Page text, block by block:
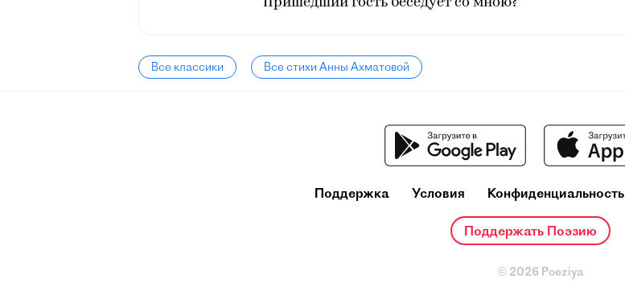
Все классики Все стихи Анны Ахматовой
Поддержка Условия Конфиденциальность
Поддержать Поэзию
© 2026 Poeziya